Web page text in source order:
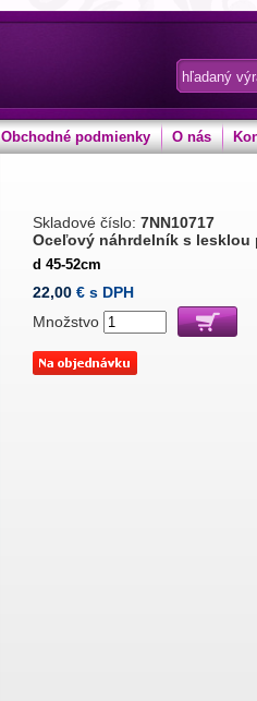
Obchodné podmienky O nás
Skladové číslo: 7NN10717
Oceľový náhrdelník s lesklou
d 45-52cm
22,00 € s DPH
Množstvo